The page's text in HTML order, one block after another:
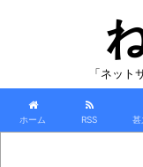
「ネット
ホーム RSS 甚